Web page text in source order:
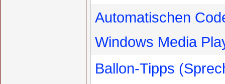
Automatischen
Windows Media
Ballon-Tipps